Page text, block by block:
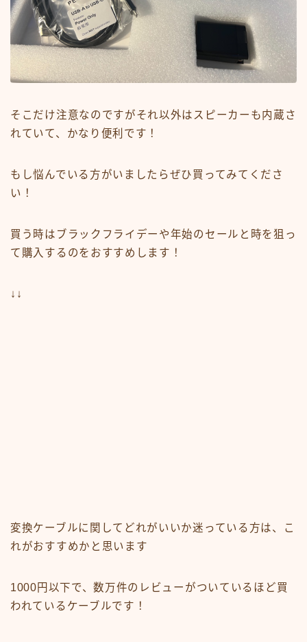
そこだけ注意なのですがそれ以外はスピーカーも内蔵さ
れていて、かなり便利です！
もし悩んでいる方がいましたらぜひ買ってみてくださ
い！
買う時はブラックフライデーや年始のセールと時を狙っ
て購入するのをおすすめします！
↓↓
変換ケーブルに関してどれがいいか迷っている方は、こ
れがおすすめかと思います
1000円以下で、数万件のレビューがついているほど買
われているケーブルです！